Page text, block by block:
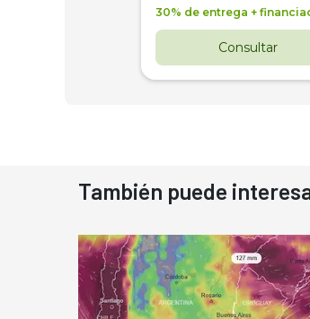
30% de entrega +
Consultar
También puede